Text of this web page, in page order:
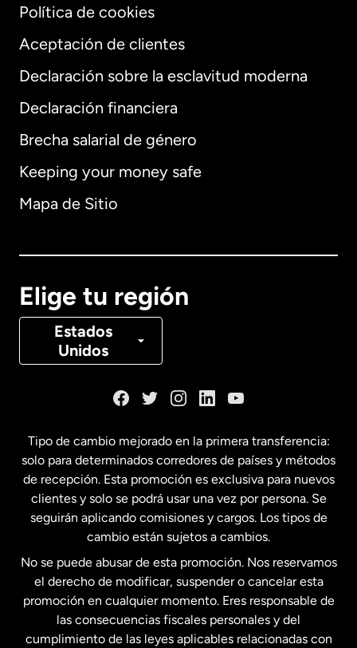
Política de cookies
Aceptación de clientes
Declaración sobre la esclavitud moderna
Declaración financiera
Brecha salarial de género
Keeping your money safe
Mapa de Sitio
Elige tu región
Estados
Unidos
Internacional English
Alemania
Canadá Français
Estados Unidos English
Estados Unidos Español
Francia
Malasia
Tipo de cambio mejorado en la primera transferencia:
solo para determinados corredores de países y métodos
de recepción. Esta promoción es exclusiva para nuevos
clientes y solo se podrá usar una vez por persona. Se
seguirán aplicando comisiones y cargos. Los tipos de
cambio están sujetos a cambios.
No se puede abusar de esta promoción. Nos reservamos
el derecho de modificar, suspender o cancelar esta
promoción en cualquier momento. Eres responsable de
las consecuencias fiscales personales y del
cumplimiento de las leyes aplicables relacionadas con